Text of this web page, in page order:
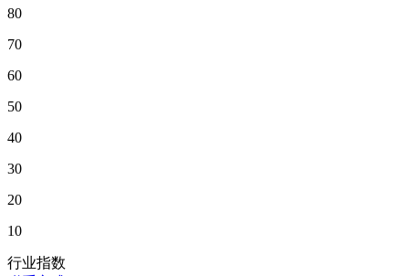
80
70
60
50
40
30
20
10
行业指数